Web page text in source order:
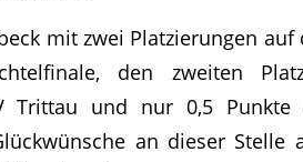
mit zwei Platzierungen
den zweiten
Trittau und nur 0,5
an dieser Stelle